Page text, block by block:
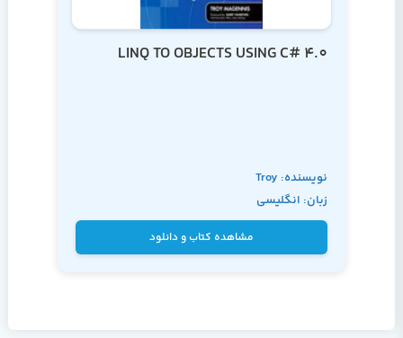
LINQ TO OBJECTS USING C# 4.0
نویسنده: Troy
Magennis
زبان: انگلیسی
مشاهده کتاب و دانلود